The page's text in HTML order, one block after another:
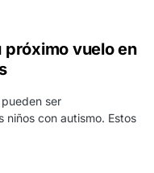
vuelo en
ser
con autismo. Estos